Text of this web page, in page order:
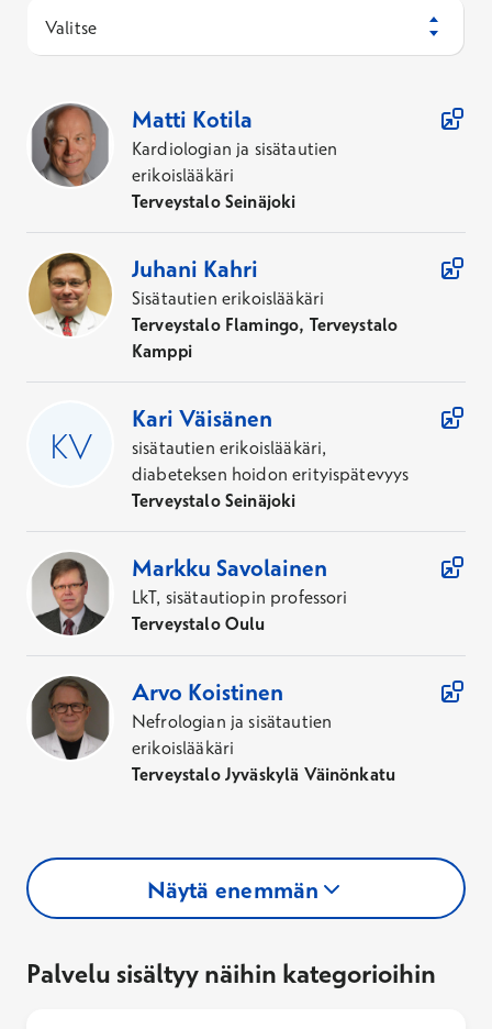
Valitse
Matti Kotila
Kardiologian ja sisätautien
erikoislääkäri
Terveystalo Seinäjoki
Juhani Kahri
Sisätautien erikoislääkäri
Terveystalo Flamingo, Terveystalo
Kamppi
Kari Väisänen
sisätautien erikoislääkäri,
diabeteksen hoidon erityispätevyys
Terveystalo Seinäjoki
Markku Savolainen
LkT, sisätautiopin professori
Terveystalo Oulu
Arvo Koistinen
Nefrologian ja sisätautien
erikoislääkäri
Terveystalo Jyväskylä Väinönkatu
Näytä enemmän
Palvelu sisältyy näihin kategorioihin